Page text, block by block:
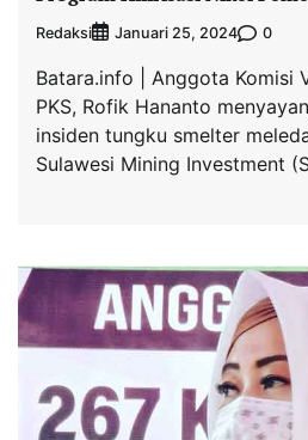
Redaksi Januari 25, 2024 0
Batara.info | Anggota Komisi
PKS, Rofik Hananto
insiden tungku smelter
Sulawesi Mining Investment